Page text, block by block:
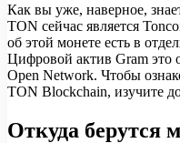
Как вы уже, наверное,
TON сейчас является
об этой монете есть в
Цифровой актив Gram это
Open Network. Чтобы
TON Blockchain, изучите
Откуда берутся